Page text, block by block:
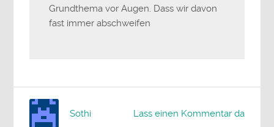
Grundthema vor Augen. Dass wir davon
fast immer abschweifen
Lass einen Kommentar da
Sothi